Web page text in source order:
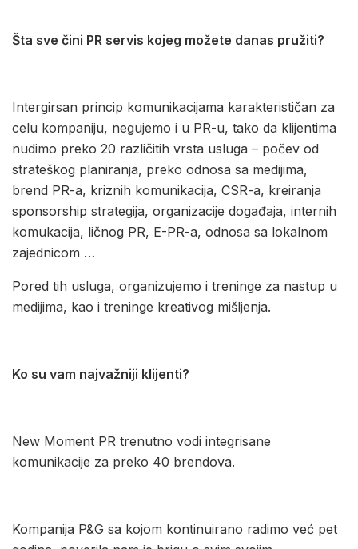
Šta sve čini PR servis kojeg možete danas pružiti?
Intergirsan princip komunikacijama karakterističan za
celu kompaniju, negujemo i u PR-u, tako da klijentima
nudimo preko 20 različitih vrsta usluga – počev od
strateškog planiranja, preko odnosa sa medijima,
brend PR-a, kriznih komunikacija, CSR-a, kreiranja
sponsorship strategija, organizacije događaja, internih
komukacija, ličnog PR, E-PR-a, odnosa sa lokalnom
zajednicom …
Pored tih usluga, organizujemo i treninge za nastup u
medijima, kao i treninge kreativog mišljenja.
Ko su vam najvažniji klijenti?
New Moment PR trenutno vodi integrisane
komunikacije za preko 40 brendova.
Kompanija P&G sa kojom kontinuirano radimo već pet